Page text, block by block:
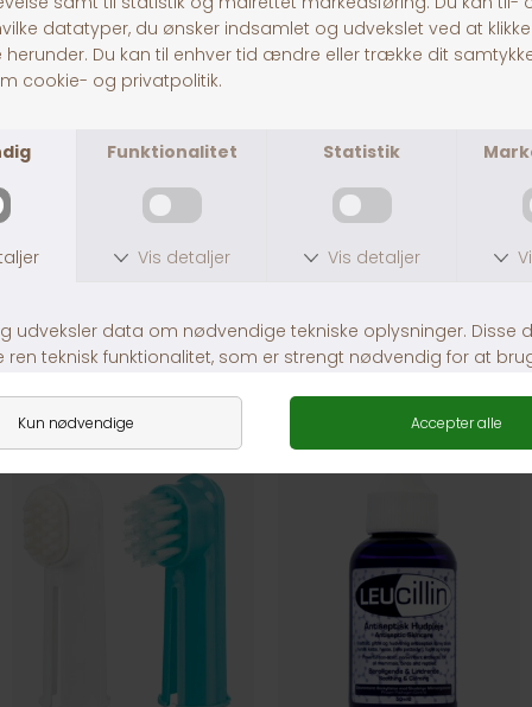
Grooming Glove
B&B Deluxe Pelsolie